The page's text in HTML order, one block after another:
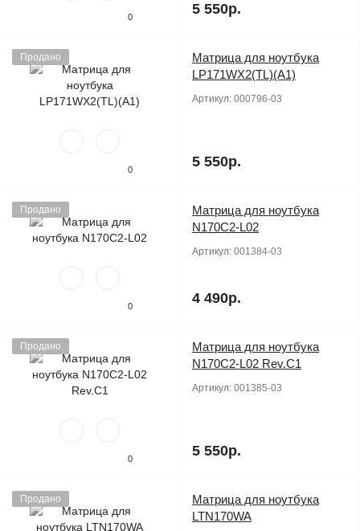
0 5 550р.
Продано
0
Матрица для ноутбука
LP171WX2(TL)(A1)
Артикул: 000796-03
5 550р.
Продано
0
Матрица для ноутбука
N170C2-L02
Артикул: 001384-03
4 490р.
Продано
0
Матрица для ноутбука
N170C2-L02 Rev.C1
Артикул: 001385-03
5 550р.
Продано
Матрица для ноутбука
LTN170WA